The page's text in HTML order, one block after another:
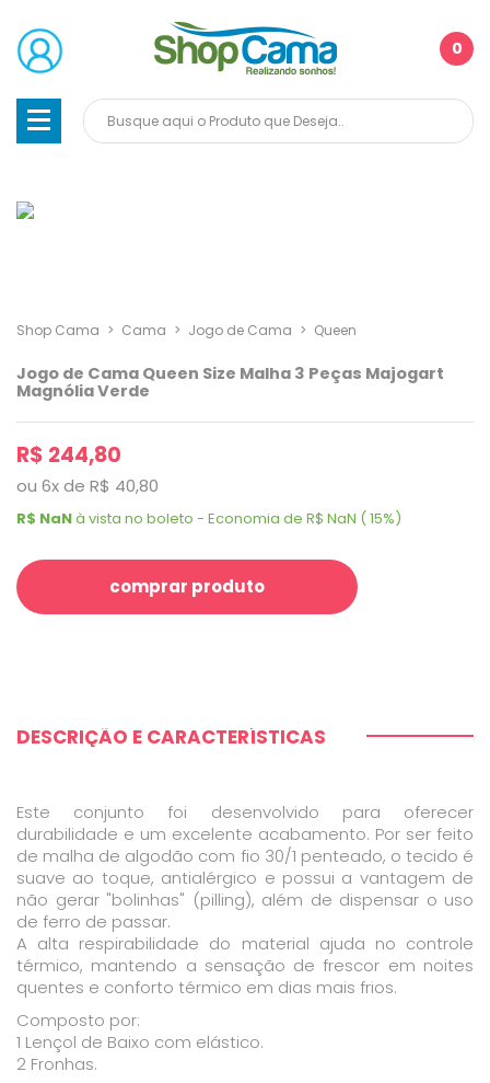
0
Shop Cama > Cama > Jogo de Cama > Queen
Jogo de Cama Queen Size Malha 3 Peças Majogart
Magnólia Verde
R$ 244,80
ou 6xde R$ 40,80
R$ NaNà vista no boleto - Economia de R$ NaN ( 15%)
comprar produto
DESCRIÇÃO E CARACTERÍSTICAS
Este conjunto foi desenvolvido para oferecer
durabilidade e um excelente acabamento. Por ser feito
de malha de algodão com fio 30/1 penteado, o tecido é
suave ao toque, antialérgico e possui a vantagem de
não gerar "bolinhas" (pilling), além de dispensar o uso
de ferro de passar.
A alta respirabilidade do material ajuda no controle
térmico, mantendo a sensação de frescor em noites
quentes e conforto térmico em dias mais frios.
Composto por:
1 Lençol de Baixo com elástico.
2 Fronhas.